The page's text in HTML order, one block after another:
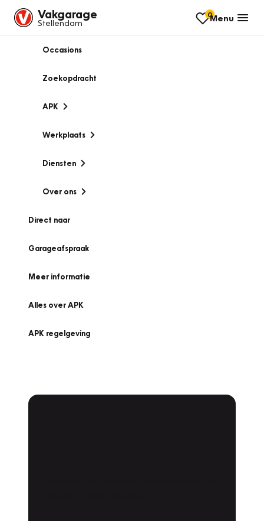
Vakgarage
Stellendam
0Menu
Occasions
Zoekopdracht
APK
Werkplaats
Diensten
Over ons
Direct naar
Garageafspraak
Meer informatie
Alles over APK
APK regelgeving